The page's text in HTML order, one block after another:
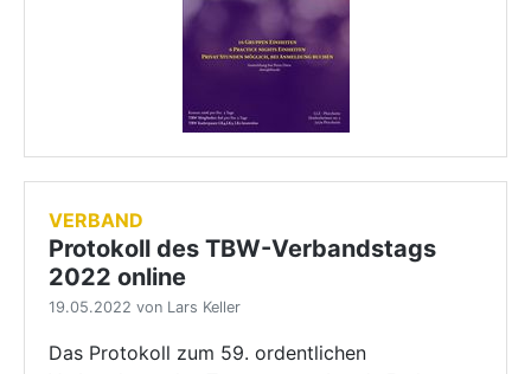
VERBAND
Protokoll des TBW-Verbandstags
2022 online
19.05.2022 von Lars Keller
Das Protokoll zum 59. ordentlichen